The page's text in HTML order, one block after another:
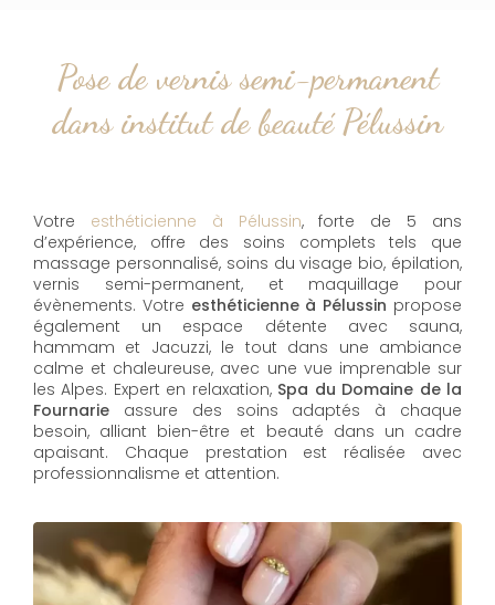
Pose de vernis semi-permanent
dans institut de beauté Pélussin
Votre esthéticienne à Pélussin, forte de 5 ans
d’expérience, offre des soins complets tels que
massage personnalisé, soins du visage bio, épilation,
vernis semi-permanent, et maquillage pour
évènements. Votre esthéticienne à Pélussin propose
également un espace détente avec sauna,
hammam et Jacuzzi, le tout dans une ambiance
calme et chaleureuse, avec une vue imprenable sur
les Alpes. Expert en relaxation, Spa du Domaine de la
Fournarie assure des soins adaptés à chaque
besoin, alliant bien-être et beauté dans un cadre
apaisant. Chaque prestation est réalisée avec
professionnalisme et attention.